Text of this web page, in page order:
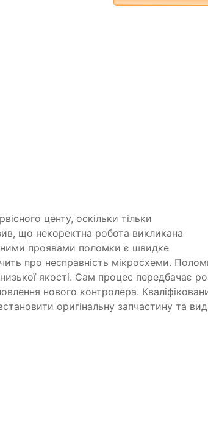
центу, оскільки тільки
що некоректна робота викликана
проявами поломки є швидке
про несправність мікросхеми.
якості. Сам процес передбачає
нового контролера.
оригінальну запчастину та